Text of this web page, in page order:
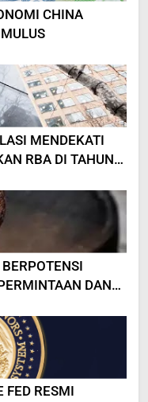
CHINA
MENDEKATI
RBA DI TAHUN
DAN
RESMI